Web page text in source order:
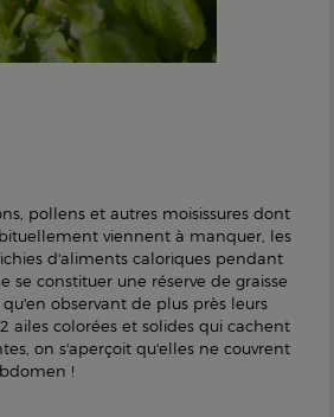
pollens et autres moisissures dont
viennent à manquer, les
d'aliments caloriques pendant
se constituer une réserve de graisse
observant de plus près leurs
ailes colorées et solides qui cachent
on s'aperçoit qu'elles ne couvrent
!